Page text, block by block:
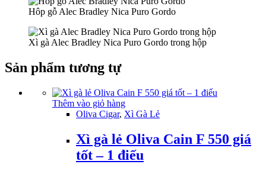
Hôp gỗ Alec Bradley Nica Puro Gordo
Xì gà Alec Bradley Nica Puro Gordo trong hộp
Sản phẩm tương tự
Thêm vào giỏ hàng
Oliva Cigar, Xì Gà Lẻ
Xì gà lẻ Oliva Cain F 550 giá
tốt – 1 điếu